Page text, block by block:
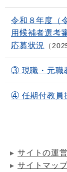
令和８年度（
用候補者選考
応募状況
③ 現職・元職
④ 任期付教員
サイトの運
サイトマッ